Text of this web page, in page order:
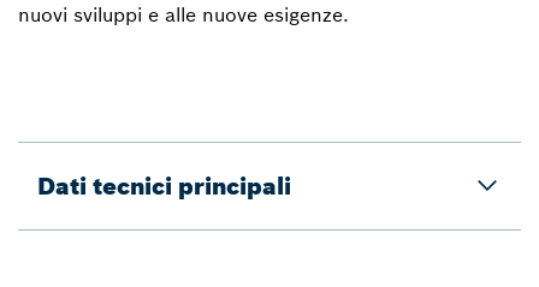
nuovi sviluppi e alle nuove esigenze.
Dati tecnici principali